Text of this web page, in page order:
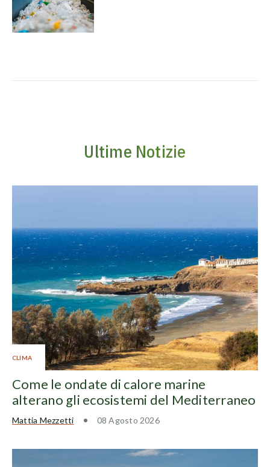
Ultime Notizie
CLIMA
Come le ondate di calore marine
alterano gli ecosistemi del Mediterraneo
Mattia Mezzetti 08 Agosto 2026